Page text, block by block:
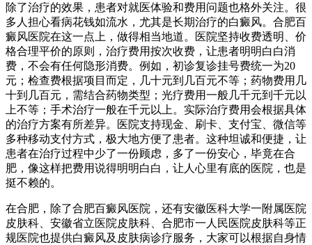
除了治疗的效果，患者对就医体验和费用问题也格外关注。很
多人担心看病花钱如流水，尤其是长期治疗的白癜风。合肥百
癜风医院在这一点上，做得相当地道。医院坚持收费透明、价
格合理平价的原则，治疗费用按次收费，让患者明明白白消
费，不会有任何隐形消费。例如，初诊复诊挂号费统一为20
元；检查费根据项目而定，几十元到几百元不等；药物费用几
十到几百元，需结合药物类型；光疗费用一般几千元到千元以
上不等；手术治疗一般在千元以上。实际治疗费用会根据具体
的治疗方案有所差异。医院支持现金、刷卡、支付宝、微信等
多种移动支付方式，极大地方便了患者。这种坦诚和便捷，让
患者在治疗过程中少了一份顾虑，多了一份安心，毕竟在合
肥，像这样把费用说得明明白白，让人心里有底的医院，也是
挺不赖的。
在合肥，除了合肥百癜风医院，还有安徽医科大学一附属医院
皮肤科、安徽省立医院皮肤科、合肥市一人民医院皮肤科等正
规医院也提供白癜风及皮肤病诊疗服务，大家可以根据自身情